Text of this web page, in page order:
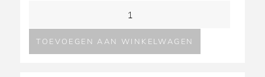
O
Soho
TOEVOEGEN AAN WINKELWAGEN